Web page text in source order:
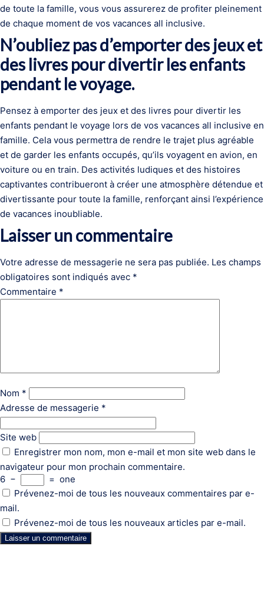
de toute la famille, vous vous assurerez de profiter pleinement
de chaque moment de vos vacances all inclusive.
N’oubliez pas d’emporter des jeux et
des livres pour divertir les enfants
pendant le voyage.
Pensez à emporter des jeux et des livres pour divertir les
enfants pendant le voyage lors de vos vacances all inclusive en
famille. Cela vous permettra de rendre le trajet plus agréable
et de garder les enfants occupés, qu’ils voyagent en avion, en
voiture ou en train. Des activités ludiques et des histoires
captivantes contribueront à créer une atmosphère détendue et
divertissante pour toute la famille, renforçant ainsi l’expérience
de vacances inoubliable.
Laisser un commentaire
Votre adresse de messagerie ne sera pas publiée. Les champs
obligatoires sont indiqués avec *
Commentaire *
Nom *
Adresse de messagerie *
Site web
Enregistrer mon nom, mon e-mail et mon site web dans le
navigateur pour mon prochain commentaire.
6 − = one
Prévenez-moi de tous les nouveaux commentaires par e-
mail.
Prévenez-moi de tous les nouveaux articles par e-mail.